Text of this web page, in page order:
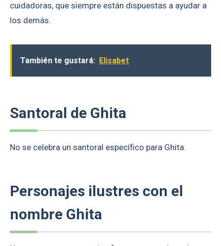
cuidadoras, que siempre están dispuestas a ayudar a
los demás.
También te gustará: Elisabet
Santoral de Ghita
No se celebra un santoral específico para Ghita.
Personajes ilustres con el
nombre Ghita